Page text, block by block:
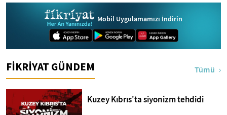
Mobil Uygulamamızı İndirin
FİKRİYAT GÜNDEM Tümü
Kuzey Kıbrıs'ta siyonizm tehdidi